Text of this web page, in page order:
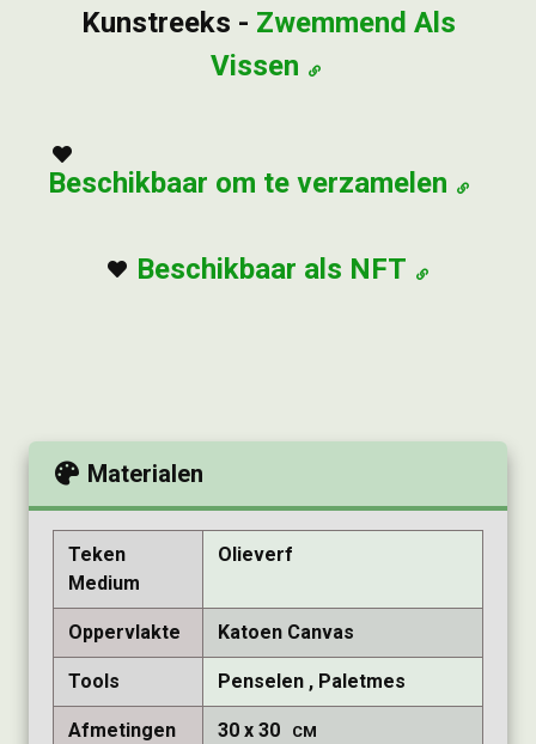
Kunstreeks - Zwemmend Als
Vissen
Beschikbaar om te verzamelen
Beschikbaar als NFT
Materialen
Teken
Medium
Olieverf
Oppervlakte Katoen Canvas
Tools Penselen Paletmes
Afmetingen 30 30 CM